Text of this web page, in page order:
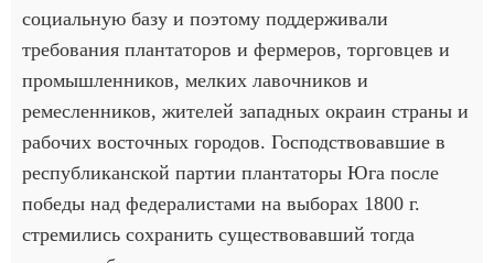
социальную базу и поэтому поддерживали
требования плантаторов и фермеров, торговцев и
промышленников, мелких лавочников и
ремесленников, жителей западных окраин страны и
рабочих восточных городов. Господствовавшие в
республиканской партии плантаторы Юга после
победы над федералистами на выборах 1800 г.
стремились сохранить существовавший тогда